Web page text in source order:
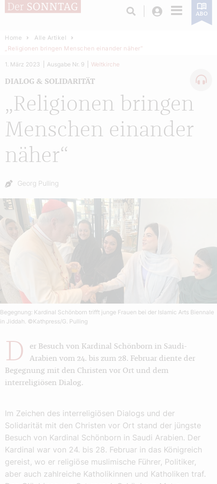
Login ABO
Home
Alle Artikel
„Religionen bringen Menschen einander näher“
„Religionen bringen
Menschen einander
näher“
DIALOG & SOLIDARITÄT
1. März 2023 Ausgabe Nr. 9 Weltkirche
Autor:
Georg Pulling
Begegnung: Kardinal Schönborn trifft junge Frauen bei der Islamic Arts Biennale
in Jiddah. ©Kathpress/G. Pulling
D
er Besuch von Kardinal Schönborn in Saudi-
Arabien vom 24. bis zum 28. Februar diente der
Begegnung mit den Christen vor Ort und dem
interreligiösen Dialog.
Im Zeichen des interreligiösen Dialogs und der
Solidarität mit den Christen vor Ort stand der jüngste
Besuch von Kardinal Schönborn in Saudi Arabien. Der
Kardinal war von 24. bis 28. Februar in das Königreich
gereist, wo er religiöse muslimische Führer, Politiker,
aber auch zahlreiche Katholikinnen und Katholiken traf.